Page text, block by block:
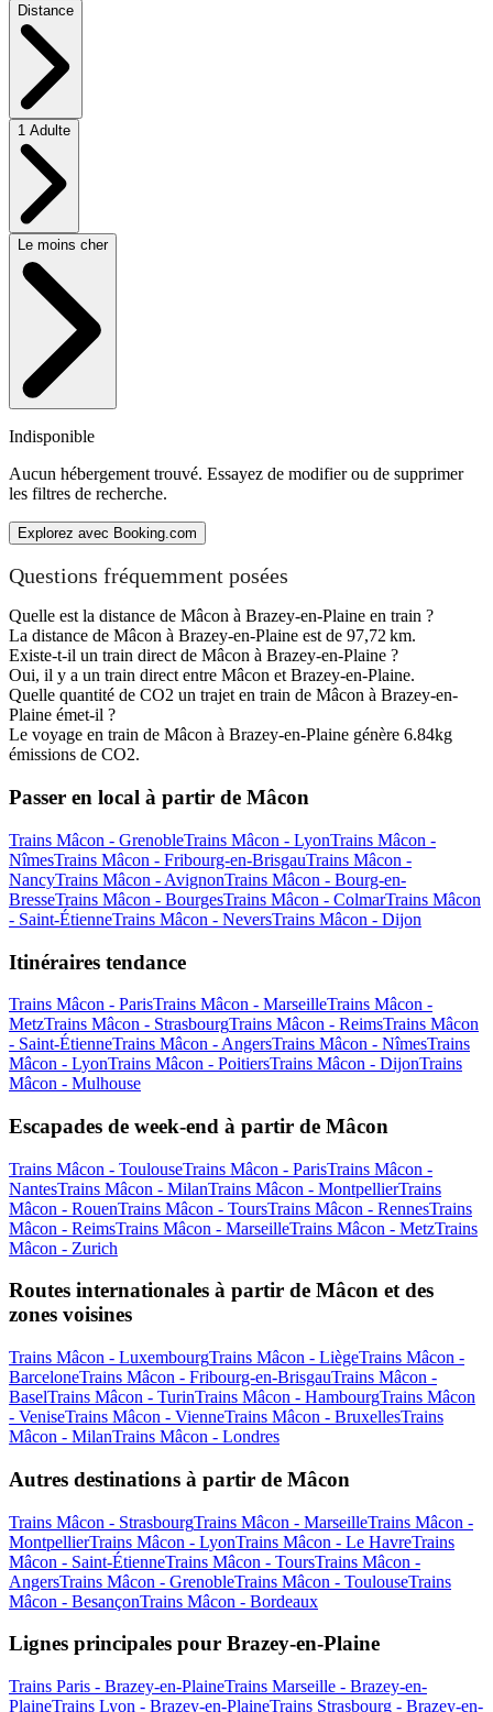
Distance
1 Adulte
Le moins cher
Indisponible
Aucun hébergement trouvé. Essayez de modifier ou de supprimer
les filtres de recherche.
Explorez avec Booking.com
Questions fréquemment posées
Quelle est la distance de Mâcon à Brazey-en-Plaine en train ?
La distance de Mâcon à Brazey-en-Plaine est de 97,72 km.
Existe-t-il un train direct de Mâcon à Brazey-en-Plaine ?
Oui, il y a un train direct entre Mâcon et Brazey-en-Plaine.
Quelle quantité de CO2 un trajet en train de Mâcon à Brazey-en-
Plaine émet-il ?
Le voyage en train de Mâcon à Brazey-en-Plaine génère 6.84kg
émissions de CO2.
Passer en local à partir de Mâcon
Trains Mâcon - GrenobleTrains Mâcon - LyonTrains Mâcon -
NîmesTrains Mâcon - Fribourg-en-BrisgauTrains Mâcon -
NancyTrains Mâcon - AvignonTrains Mâcon - Bourg-en-
BresseTrains Mâcon - BourgesTrains Mâcon - ColmarTrains Mâcon
- Saint-ÉtienneTrains Mâcon - NeversTrains Mâcon - Dijon
Itinéraires tendance
Trains Mâcon - ParisTrains Mâcon - MarseilleTrains Mâcon -
MetzTrains Mâcon - StrasbourgTrains Mâcon - ReimsTrains Mâcon
- Saint-ÉtienneTrains Mâcon - AngersTrains Mâcon - NîmesTrains
Mâcon - LyonTrains Mâcon - PoitiersTrains Mâcon - DijonTrains
Mâcon - Mulhouse
Escapades de week-end à partir de Mâcon
Trains Mâcon - ToulouseTrains Mâcon - ParisTrains Mâcon -
NantesTrains Mâcon - MilanTrains Mâcon - MontpellierTrains
Mâcon - RouenTrains Mâcon - ToursTrains Mâcon - RennesTrains
Mâcon - ReimsTrains Mâcon - MarseilleTrains Mâcon - MetzTrains
Mâcon - Zurich
Routes internationales à partir de Mâcon et des
zones voisines
Trains Mâcon - LuxembourgTrains Mâcon - LiègeTrains Mâcon -
BarceloneTrains Mâcon - Fribourg-en-BrisgauTrains Mâcon -
BaselTrains Mâcon - TurinTrains Mâcon - HambourgTrains Mâcon
- VeniseTrains Mâcon - VienneTrains Mâcon - BruxellesTrains
Mâcon - MilanTrains Mâcon - Londres
Autres destinations à partir de Mâcon
Trains Mâcon - StrasbourgTrains Mâcon - MarseilleTrains Mâcon -
MontpellierTrains Mâcon - LyonTrains Mâcon - Le HavreTrains
Mâcon - Saint-ÉtienneTrains Mâcon - ToursTrains Mâcon -
AngersTrains Mâcon - GrenobleTrains Mâcon - ToulouseTrains
Mâcon - BesançonTrains Mâcon - Bordeaux
Lignes principales pour Brazey-en-Plaine
Trains Paris - Brazey-en-PlaineTrains Marseille - Brazey-en-
PlaineTrains Lyon - Brazey-en-PlaineTrains Strasbourg - Brazey-en-